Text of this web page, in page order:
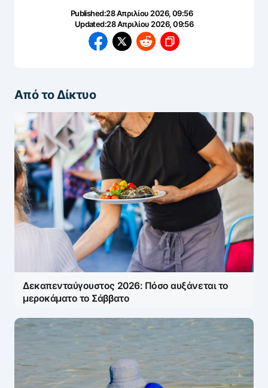
Published:28 Απριλίου 2026, 09:56
Updated:28 Απριλίου 2026, 09:56
Από το Δίκτυο
Δεκαπενταύγουστος 2026: Πόσο αυξάνεται το
μεροκάματο το Σάββατο